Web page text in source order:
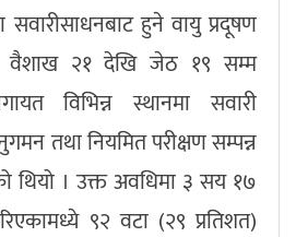
हुने वायु प्रदूषण
वैशाख २१ देखि जेठ १९ सम्म
विभिन्न स्थानमा सवारी
तथा नियमित परीक्षण सम्पन्न
थियो । उक्त अवधिमा ३ सय १७
९२ वटा (२९ प्रतिशत)